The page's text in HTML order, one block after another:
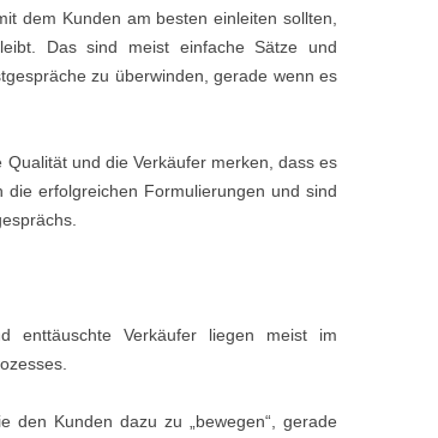
dem Kunden am besten einleiten sollten,
Das sind meist einfache Sätze und
zu überwinden, gerade wenn es
und die Verkäufer merken, dass es
erfolgreichen Formulierungen und sind
enttäuschte Verkäufer liegen meist im
den Kunden dazu zu „bewegen“, gerade